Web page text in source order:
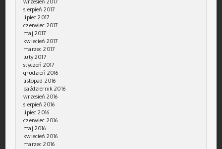
wrzesień 2017
sierpień 2017
lipiec 2017
czerwiec 2017
maj 2017
kwiecień 2017
marzec 2017
luty 2017
styczeń 2017
grudzień 2016
listopad 2016
październik 2016
wrzesień 2016
sierpień 2016
lipiec 2016
czerwiec 2016
maj 2016
kwiecień 2016
marzec 2016